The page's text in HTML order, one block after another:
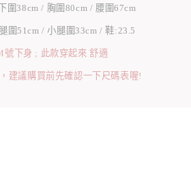
圍38cm / 胸圍80cm / 腰圍67cm
圍51cm / 小腿圍33cm / 鞋:23.5
號下身 ; 此款穿起來 舒適
建議購買前先確認一下尺碼表喔!